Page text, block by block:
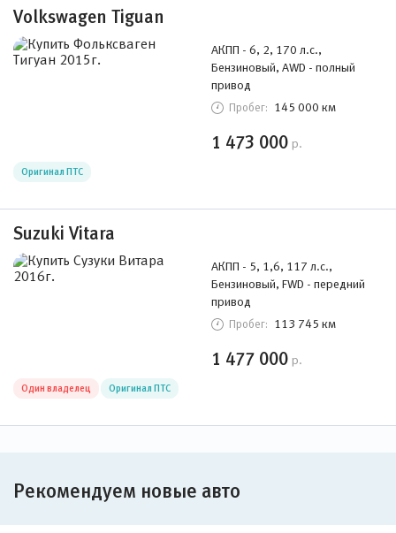
Volkswagen Tiguan
АКПП - 6, 2, 170 л.с.,
Бензиновый, AWD - полный
привод
Пробег: 145 000 км
1 473 000 р.
Оригинал ПТС
Suzuki Vitara
АКПП - 5, 1,6, 117 л.с.,
Бензиновый, FWD - передний
привод
Пробег: 113 745 км
1 477 000 р.
Один владелец Оригинал ПТС
Рекомендуем новые авто